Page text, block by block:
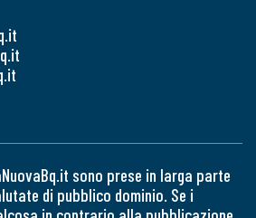
sono prese in larga parte
di pubblico dominio. Se i